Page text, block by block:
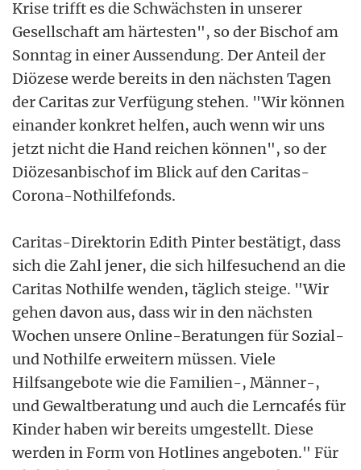
Krise trifft es die Schwächsten in unserer
Gesellschaft am härtesten", so der Bischof am
Sonntag in einer Aussendung. Der Anteil der
Diözese werde bereits in den nächsten Tagen
der Caritas zur Verfügung stehen. "Wir können
einander konkret helfen, auch wenn wir uns
jetzt nicht die Hand reichen können", so der
Diözesanbischof im Blick auf den Caritas-
Corona-Nothilfefonds.
Caritas-Direktorin Edith Pinter bestätigt, dass
sich die Zahl jener, die sich hilfesuchend an die
Caritas Nothilfe wenden, täglich steige. "Wir
gehen davon aus, dass wir in den nächsten
Wochen unsere Online-Beratungen für Sozial-
und Nothilfe erweitern müssen. Viele
Hilfsangebote wie die Familien-, Männer-,
und Gewaltberatung und auch die Lerncafés für
Kinder haben wir bereits umgestellt. Diese
werden in Form von Hotlines angeboten." Für